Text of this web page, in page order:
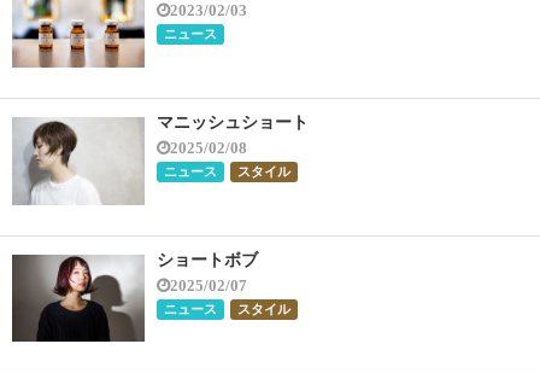
2023/02/03
ニュース
マニッシュショート
2025/02/08
ニュース スタイル
ショートボブ
2025/02/07
ニュース スタイル